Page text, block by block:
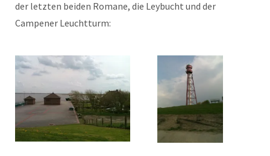
der letzten beiden Romane, die Leybucht und der
Campener Leuchtturm: